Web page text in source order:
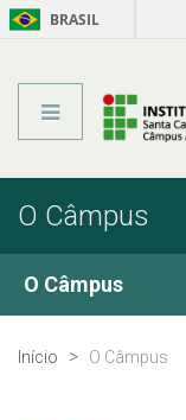
BRASIL
O Câmpus
O Câmpus
Histórico
Início O Câmpus